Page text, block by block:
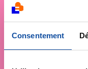
Consentement